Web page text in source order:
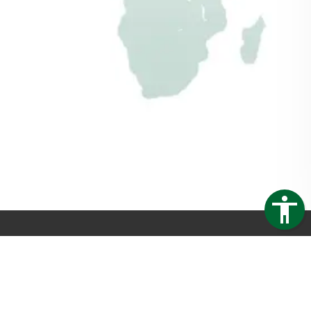
Gartenhäuschen